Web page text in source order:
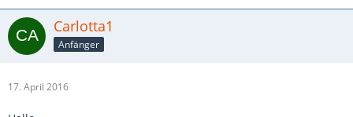
Carlotta1
Anfänger
17. April 2016